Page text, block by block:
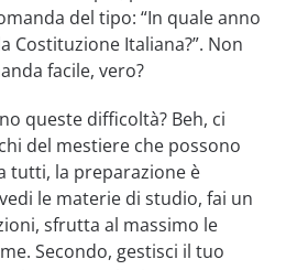
del tipo: “In quale anno
Costituzione Italiana?”. Non
facile, vero?
queste difficoltà? Beh, ci
del mestiere che possono
tutti, la preparazione è
le materie di studio, fai un
sfrutta al massimo le
Secondo, gestisci il tuo